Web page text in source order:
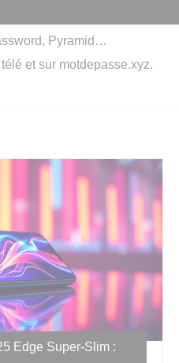
jeux TV autour des mots
Pyramid…
et sur motdepasse.xyz.
Edge Super-Slim :